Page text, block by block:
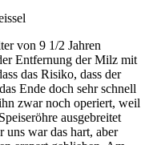
von 9 1/2 Jahren
Entfernung der Milz mit
das Risiko, dass der
Ende doch sehr schnell
zwar noch operiert, weil
ausgebreitet
uns war das hart, aber